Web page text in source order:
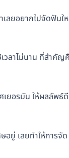
ลยอยากไปจัดฟันใ
วลาไม่นาน ที่สำคัญ
เยอรมัน ให้ผลลัพธ์
อยู่ เลยทำให้การจัด